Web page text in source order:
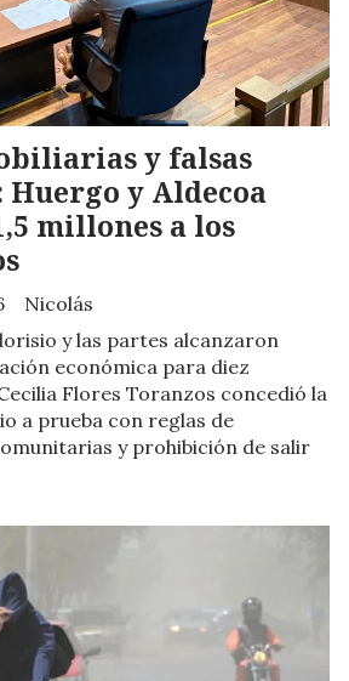
y falsas
y Aldecoa
millones a los
Nicolás
y las partes alcanzaron
económica para diez
Flores Toranzos concedió la
a prueba con reglas de
y prohibición de salir